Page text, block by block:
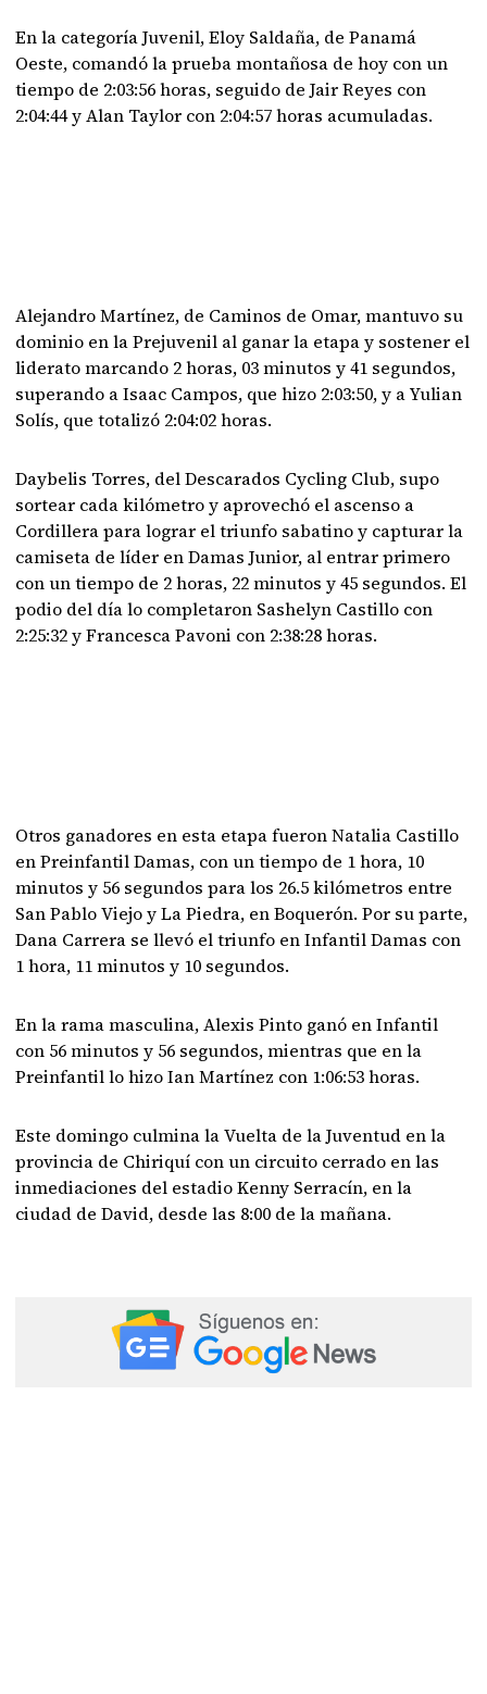
En la categoría Juvenil, Eloy Saldaña, de Panamá
Oeste, comandó la prueba montañosa de hoy con un
tiempo de 2:03:56 horas, seguido de Jair Reyes con
2:04:44 y Alan Taylor con 2:04:57 horas acumuladas.
Alejandro Martínez, de Caminos de Omar, mantuvo su
dominio en la Prejuvenil al ganar la etapa y sostener el
liderato marcando 2 horas, 03 minutos y 41 segundos,
superando a Isaac Campos, que hizo 2:03:50, y a Yulian
Solís, que totalizó 2:04:02 horas.
Daybelis Torres, del Descarados Cycling Club, supo
sortear cada kilómetro y aprovechó el ascenso a
Cordillera para lograr el triunfo sabatino y capturar la
camiseta de líder en Damas Junior, al entrar primero
con un tiempo de 2 horas, 22 minutos y 45 segundos. El
podio del día lo completaron Sashelyn Castillo con
2:25:32 y Francesca Pavoni con 2:38:28 horas.
Otros ganadores en esta etapa fueron Natalia Castillo
en Preinfantil Damas, con un tiempo de 1 hora, 10
minutos y 56 segundos para los 26.5 kilómetros entre
San Pablo Viejo y La Piedra, en Boquerón. Por su parte,
Dana Carrera se llevó el triunfo en Infantil Damas con
1 hora, 11 minutos y 10 segundos.
En la rama masculina, Alexis Pinto ganó en Infantil
con 56 minutos y 56 segundos, mientras que en la
Preinfantil lo hizo Ian Martínez con 1:06:53 horas.
Este domingo culmina la Vuelta de la Juventud en la
provincia de Chiriquí con un circuito cerrado en las
inmediaciones del estadio Kenny Serracín, en la
ciudad de David, desde las 8:00 de la mañana.